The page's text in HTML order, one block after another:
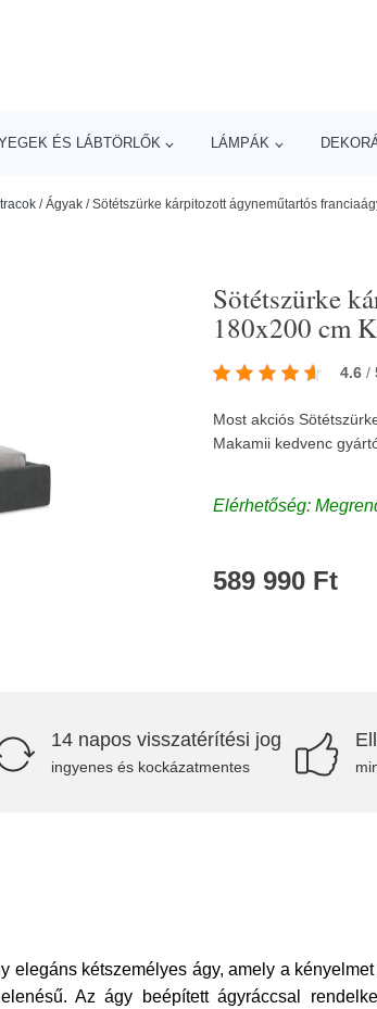
ÉS LÁBTÖRLŐK LÁMPÁK
/Ágyak /Sötétszürke kárpitozott ágyneműtartós
Sötétszürke
180x200 cm
4.6 /
Most akciós
Makamii kedvenc
Elérhetőség:
589 990 Ft
14 napos visszatérítési jog
ingyenes és kockázatmentes
elegáns kétszemélyes ágy, amely a
Az ágy beépített ágyráccsal